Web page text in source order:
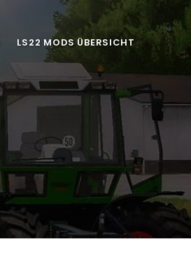
LS22 MODS ÜBERSICHT